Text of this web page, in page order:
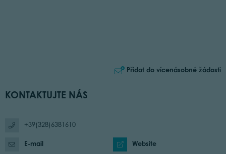
Přidat do vícenásobné žádosti
KONTAKTUJTE NÁS
+39(328)6381610
E-mail Website